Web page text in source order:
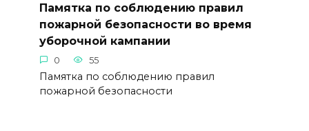
Памятка по соблюдению правил
пожарной безопасности во время
уборочной кампании
0 55
Памятка по соблюдению правил
пожарной безопасности